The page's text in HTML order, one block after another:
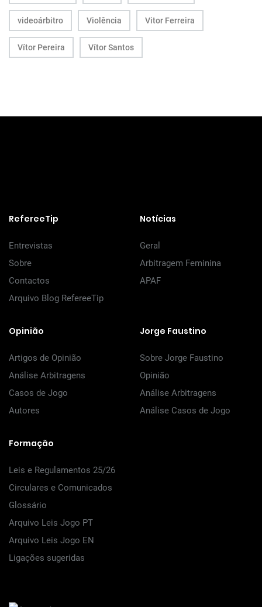
videoárbitro Violência Vitor Ferreira
Vítor Pereira Vítor Santos
RefereeTip
Entrevistas
Sobre
Contactos
Arquivo Blog RefereeTip
Notícias
Geral
Arbitragem Feminina
APAF
Opinião
Artigos de Opinião
Análise Arbitragens
Casos de Jogo
Autores
Jorge Faustino
Sobre Jorge Faustino
Opinião
Análise Arbitragens
Análise Casos de Jogo
Formação
Leis e Regulamentos 25/26
Circulares e Comunicados
Glossário
Arquivo Leis Jogo PT
Arquivo Leis Jogo EN
Ligações sugeridas